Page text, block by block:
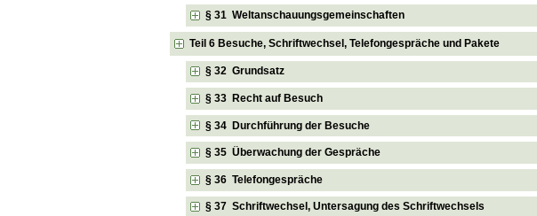
§ 31 Weltanschauungsgemeinschaften
Teil 6 Besuche, Schriftwechsel, Telefongespräche und Pakete
§ 32 Grundsatz
§ 33 Recht auf Besuch
§ 34 Durchführung der Besuche
§ 35 Überwachung der Gespräche
§ 36 Telefongespräche
§ 37 Schriftwechsel, Untersagung des Schriftwechsels